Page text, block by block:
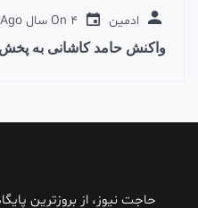
ادمین
On 4 سال Ago
واکنش حامد کاشانی به
حاجت نیوز، از بروزترین